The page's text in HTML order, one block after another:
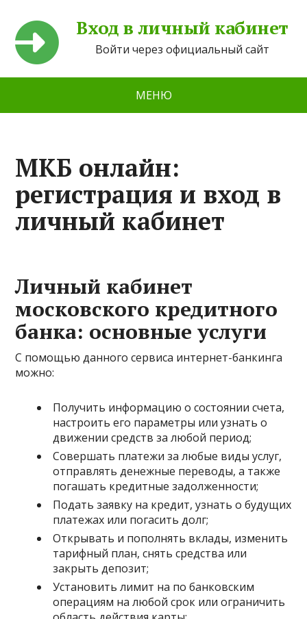
Вход в личный кабинет
Войти через официальный сайт
МЕНЮ
МКБ онлайн:
регистрация и вход в
личный кабинет
Личный кабинет
московского кредитного
банка: основные услуги
С помощью данного сервиса интернет-банкинга
можно:
Получить информацию о состоянии счета,
настроить его параметры или узнать о
движении средств за любой период;
Совершать платежи за любые виды услуг,
отправлять денежные переводы, а также
погашать кредитные задолженности;
Подать заявку на кредит, узнать о будущих
платежах или погасить долг;
Открывать и пополнять вклады, изменить
тарифный план, снять средства или
закрыть депозит;
Установить лимит на по банковским
операциям на любой срок или ограничить